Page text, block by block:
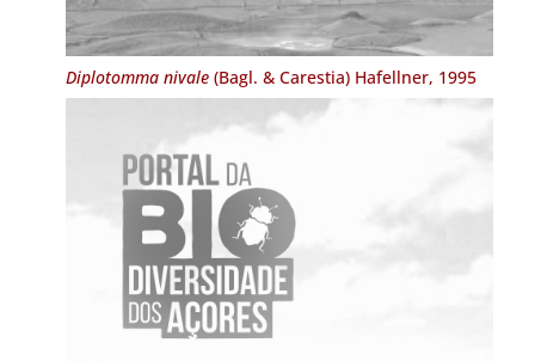
Diplotomma nivale(Bagl. & Carestia) Hafellner, 1995